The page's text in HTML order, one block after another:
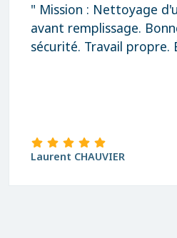
" Mission : Nettoyage
avant remplissage.
sécurité. Travail propre.
Laurent CHAUVIER